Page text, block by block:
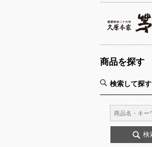
商品を探す
検索して探す